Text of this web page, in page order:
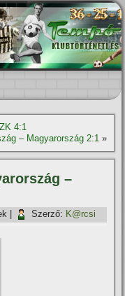
4:1
– Magyarország 2:1»
–
Szerző: K@rcsi